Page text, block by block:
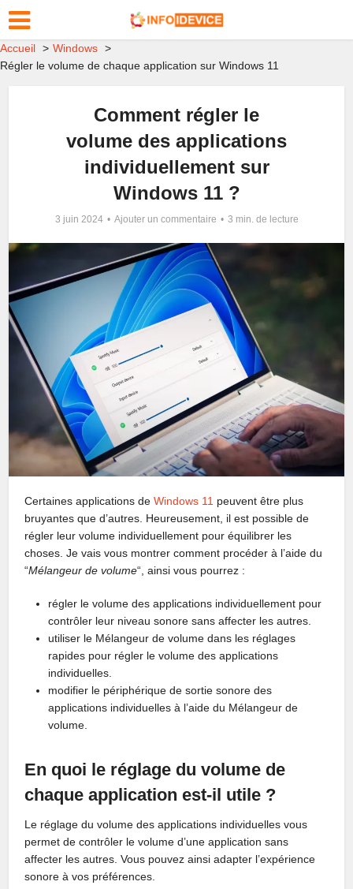
Accueil
Windows
Régler le volume de chaque application sur Windows 11
Comment régler le
volume des applications
individuellement sur
Windows 11 ?
3 juin 2024 Ajouter un commentaire 3 min. de lecture
Certaines applications deWindows 11 peuvent être plus
bruyantes que d’autres. Heureusement, il est possible de
régler leur volume individuellement pour équilibrer les
choses. Je vais vous montrer comment procéder à l’aide du
“Mélangeur de volume“, ainsi vous pourrez :
régler le volume des applications individuellement pour
contrôler leur niveau sonore sans affecter les autres.
utiliser le Mélangeur de volume dans les réglages
rapides pour régler le volume des applications
individuelles.
modifier le périphérique de sortie sonore des
applications individuelles à l’aide du Mélangeur de
volume.
En quoi le réglage du volume de
chaque application est-il utile ?
Le réglage du volume des applications individuelles vous
permet de contrôler le volume d’une application sans
affecter les autres. Vous pouvez ainsi adapter l’expérience
sonore à vos préférences.